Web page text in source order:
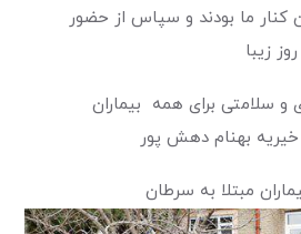
کنار ما بودند و سپاس از حضور
زیبا
و سلامتی برای همه بیماران
بهنام دهش پور
مبتلا به سرطان